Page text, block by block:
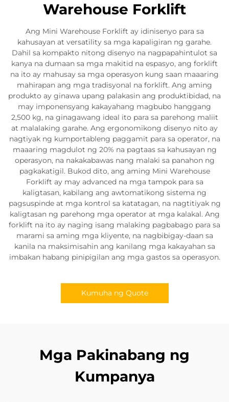
Warehouse Forklift
Ang Mini Warehouse Forklift ay idinisenyo para sa
kahusayan at versatility sa mga kapaligiran ng garahe.
Dahil sa kompakto nitong disenyo na nagpapahintulot sa
kanya na dumaan sa mga makitid na espasyo, ang forklift
na ito ay mahusay sa mga operasyon kung saan maaaring
mahirapan ang mga tradisyonal na forklift. Ang aming
produkto ay ginawa upang palakasin ang produktibidad, na
may imponensyang kakayahang magbubo hanggang
2,500 kg, na ginagawang ideal ito para sa parehong maliit
at malalaking garahe. Ang ergonomikong disenyo nito ay
nagtiyak ng kumportableng paggamit para sa operator, na
maaaring magdulot ng 20% na pagtaas sa kahusayan ng
operasyon, na nakakabawas nang malaki sa panahon ng
pagkakatigil. Bukod dito, ang aming Mini Warehouse
Forklift ay may advanced na mga tampok para sa
kaligtasan, kabilang ang awtomatikong sistema ng
pagsuspinde at mga kontrol sa katatagan, na nagtitiyak ng
kaligtasan ng parehong mga operator at mga kalakal. Ang
forklift na ito ay naging isang malaking pagbabago para sa
marami sa aming mga kliyente, na nagbibigay-daan sa
kanila na maksimisahin ang kanilang mga kakayahan sa
imbakan habang pinipigilan ang mga gastos sa operasyon.
Kumuha ng Quote
Mga Pakinabang ng
Kumpanya